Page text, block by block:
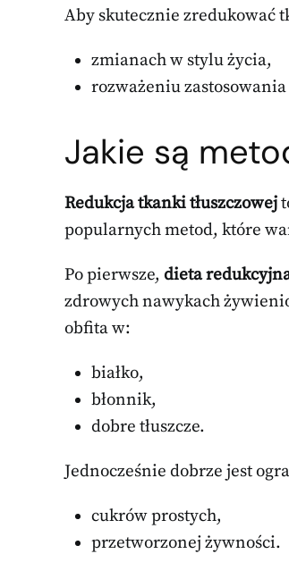
Aby skutecznie zredukować
zmianach w stylu życia,
rozważeniu
Jakie są
Redukcja tkanki tłuszczowej
popularnych metod, które
Po pierwsze, dieta
zdrowych nawykach
obfita w:
białko,
błonnik,
dobre tłuszcze.
Jednocześnie dobrze jest
cukrów prostych,
przetworzonej żywności.